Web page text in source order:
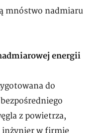
mnóstwo nadmiaru
energii
do
z powietrza,